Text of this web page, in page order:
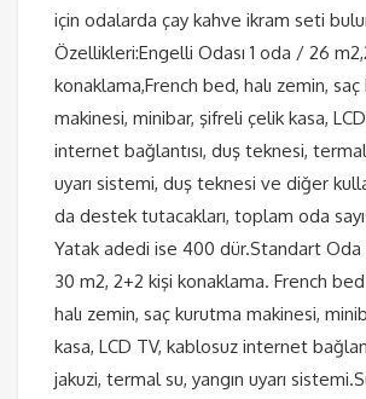
için odalarda çay kahve ikram seti
Özellikleri:Engelli Odası 1 oda / 26
konaklama,French bed, halı zemin,
makinesi, minibar, şifreli çelik kasa,
internet bağlantısı, duş teknesi, termal
uyarı sistemi, duş teknesi ve diğer
da destek tutacakları, toplam oda
Yatak adedi ise 400 dür.Standart
30 m2, 2+2 kişi konaklama. French
halı zemin, saç kurutma makinesi,
kasa, LCD TV, kablosuz internet
jakuzi, termal su, yangın uyarı